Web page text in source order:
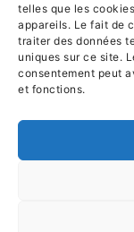
telles que les
appareils. Le fait de
traiter des données
uniques sur ce site.
consentement peut
et fonctions.